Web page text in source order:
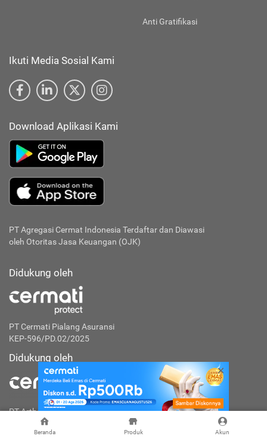
Beranda Produk Akun
Anti Gratifikasi
Ikuti Media Sosial Kami
Download Aplikasi Kami
PT Agregasi Cermat Indonesia Terdaftar dan Diawasi
oleh Otoritas Jasa Keuangan (OJK)
Didukung oleh
PT Cermati Pialang Asuransi
KEP-596/PD.02/2025
Didukung oleh
PT Artha Investa Teknologi
KEP-7/PM.21/2021